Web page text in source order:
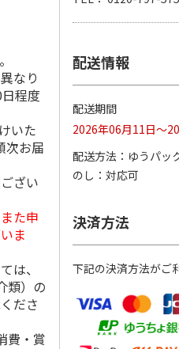
濃そば食べ比べ
ト
円
・税込)
＜お中元＞辛味大根
のおろしそば４食
2,980円
なり
程度
いた
次お届
ざい
た申
ま
は、
類）の
ださ
費・賞
配送情報
配送期間
2026年06月11日～
配送方法
ゆうパッ
のし
対応可
決済方法
下記の決済方法がご